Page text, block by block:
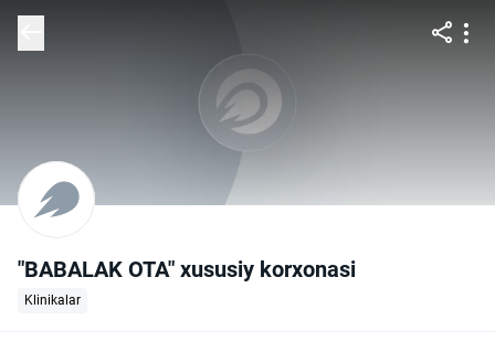
"BABALAK OTA" xususiy korxonasi
Klinikalar